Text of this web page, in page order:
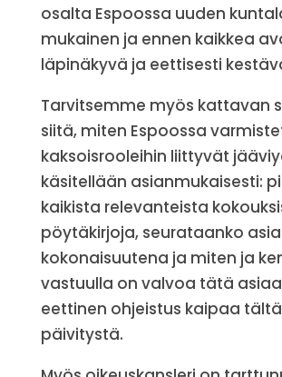
osalta Espoossa uuden
mukainen ja ennen kaikkea
läpinäkyvä ja eettisesti
Tarvitsemme myös kattavan
siitä, miten Espoossa
kaksoisrooleihin liittyvät
käsitellään asianmukaisesti:
kaikista relevanteista
pöytäkirjoja, seurataanko
kokonaisuutena ja miten ja
vastuulla on valvoa tätä
eettinen ohjeistus kaipaa
päivitystä.